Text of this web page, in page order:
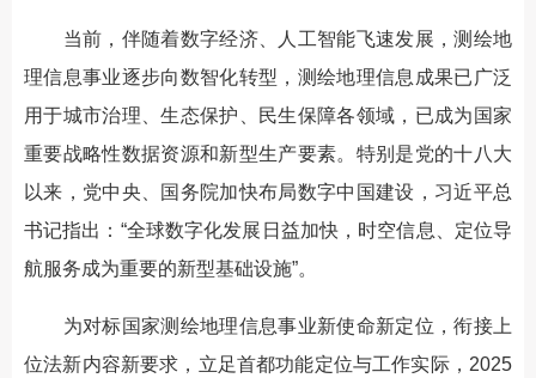
当前，伴随着数字经济、人工智能飞速发展，测绘地
理信息事业逐步向数智化转型，测绘地理信息成果已广泛
用于城市治理、生态保护、民生保障各领域，已成为国家
重要战略性数据资源和新型生产要素。特别是党的十八大
以来，党中央、国务院加快布局数字中国建设，习近平总
书记指出：“全球数字化发展日益加快，时空信息、定位导
航服务成为重要的新型基础设施”。
为对标国家测绘地理信息事业新使命新定位，衔接上
位法新内容新要求，立足首都功能定位与工作实际，2025